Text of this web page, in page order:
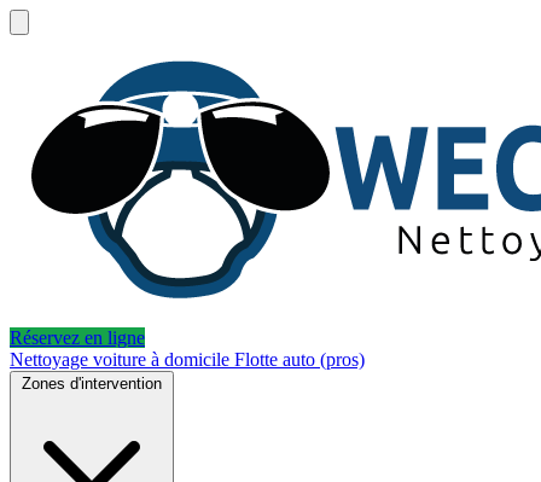
Réservez en ligne
Nettoyage voiture à domicile Flotte auto (pros)
Zones d'intervention